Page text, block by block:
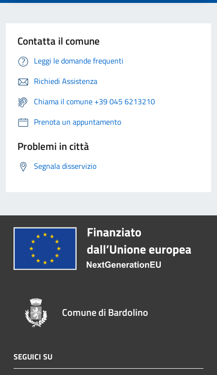
Contatta il comune
Leggi le domande frequenti
Richiedi Assistenza
Chiama il comune +39 045 6213210
Prenota un appuntamento
Problemi in città
Segnala disservizio
Comune di Bardolino
SEGUICI SU